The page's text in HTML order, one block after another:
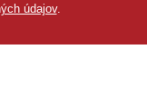
údajov.